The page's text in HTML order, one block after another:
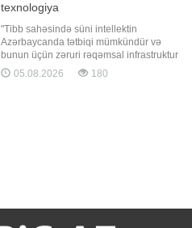
texnologiya
"Tibb sahəsində süni intellektin
Azərbaycanda tətbiqi mümkündür və
bunun üçün zəruri rəqəmsal infrastruktur
tədricən formalaşır. Təsadüfi deyil ki,
ölkədə qəbul olunmuş 2025-2028-ci illər
05.08.2026 180